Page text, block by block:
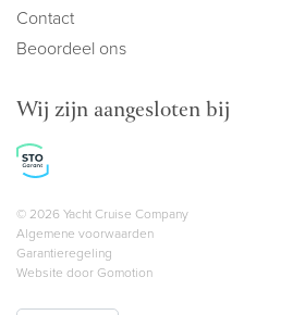
Contact
Beoordeel ons
Wij zijn aangesloten bij
Copyright navigation
© 2026 Yacht Cruise Company
Algemene voorwaarden
Garantieregeling
Website door Gomotion